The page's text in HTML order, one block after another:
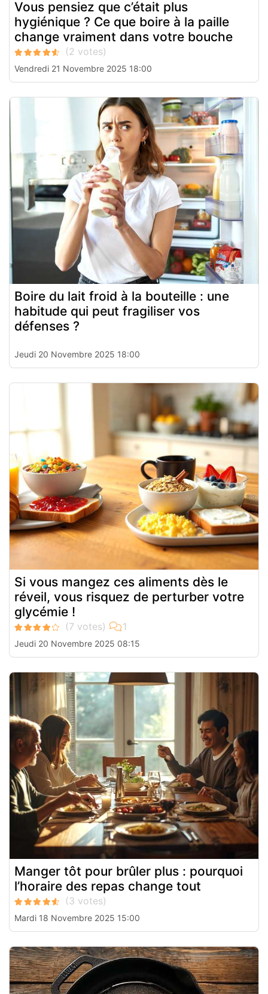
Vous pensiez que c’était plus
hygiénique ? Ce que boire à la paille
change vraiment dans votre bouche
Vendredi 21 Novembre 2025 18:00
Boire du lait froid à la bouteille : une
habitude qui peut fragiliser vos
défenses ?
Jeudi 20 Novembre 2025 18:00
Si vous mangez ces aliments dès le
réveil, vous risquez de perturber votre
glycémie !
Jeudi 20 Novembre 2025 08:15
Manger tôt pour brûler plus : pourquoi
l’horaire des repas change tout
Mardi 18 Novembre 2025 15:00